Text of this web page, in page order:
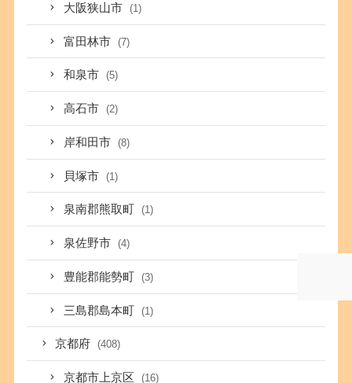
大阪狭山市 (1)
富田林市 (7)
和泉市 (5)
高石市 (2)
岸和田市 (8)
貝塚市 (1)
泉南郡熊取町 (1)
泉佐野市 (4)
豊能郡能勢町 (3)
三島郡島本町 (1)
京都府 (408)
京都市上京区 (16)